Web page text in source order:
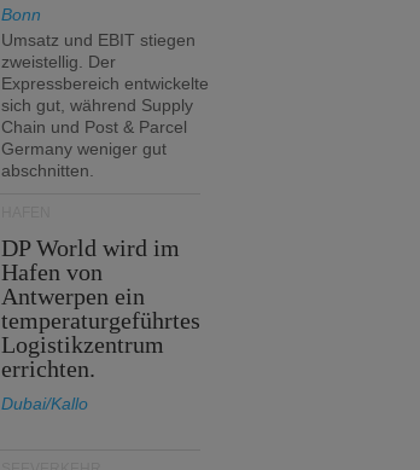
Bonn
Umsatz und EBIT stiegen
zweistellig. Der
Expressbereich entwickelte
sich gut, während Supply
Chain und Post & Parcel
Germany weniger gut
abschnitten.
DP World wird im
Hafen von
Antwerpen ein
temperaturgeführtes
Logistikzentrum
errichten.
Dubai/Kallo